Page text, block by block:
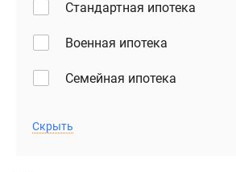
Стандартная ипотека
Военная ипотека
Семейная ипотека
Скрыть